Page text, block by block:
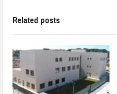
Related posts